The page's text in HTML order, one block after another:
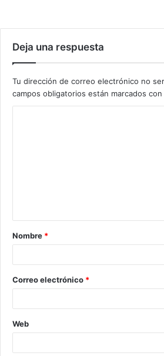
Deja una respuesta
Tu dirección de correo electrónico no
campos obligatorios están marcados con
Nombre *
Correo electrónico *
Web